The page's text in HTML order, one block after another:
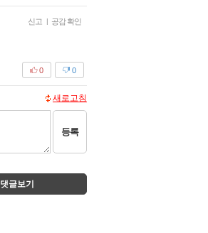
신고 | 공감 확인
0
0
새로고침
등록
댓글보기